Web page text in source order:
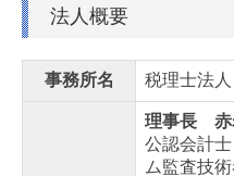
経営計画支援
人材開発・社風診断
中堅大企業支援
社会福祉法人支援
法人概要
事務所名 税理士法
理事長
公認会計
ム監査技